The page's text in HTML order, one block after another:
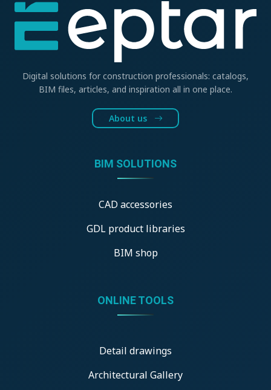
Digital solutions for construction professionals: catalogs,
BIM files, articles, and inspiration all in one place.
About us
BIM SOLUTIONS
CAD accessories
GDL product libraries
BIM shop
ONLINE TOOLS
Detail drawings
Architectural Gallery